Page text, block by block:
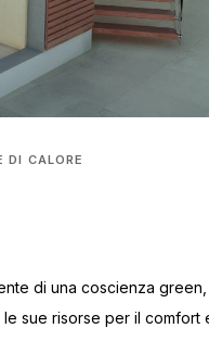
DI CALORE
di una coscienza
sue risorse per il comfort